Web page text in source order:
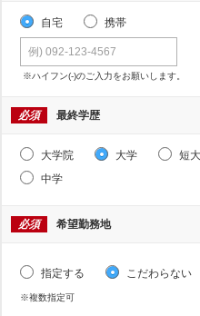
自宅 携帯
※ハイフン(-)のご入力をお願いします。
必須 最終学歴
大学院 大学 短
中学
必須 希望勤務地
指定する こだわらない
※複数指定可